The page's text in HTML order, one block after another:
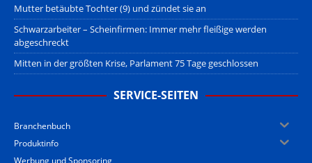
Mutter betäubte Tochter (9) und zündet sie an
Schwarzarbeiter – Scheinfirmen: Immer mehr fleißige werden
abgeschreckt
Mitten in der größten Krise, Parlament 75 Tage geschlossen
SERVICE-SEITEN
Branchenbuch
Produktinfo
Werbung und Sponsoring